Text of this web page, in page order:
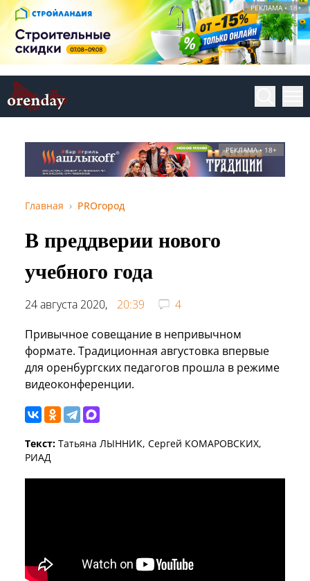
РЕКЛАМА • 18+
РЕКЛАМА • 18+
Главная PROгород
В преддверии нового
учебного года
24 августа 2020, 20:39
4
Привычное совещание в непривычном
формате. Традиционная августовка впервые
для оренбургских педагогов прошла в режиме
видеоконференции.
Текст: Татьяна ЛЫННИК, Сергей КОМАРОВСКИХ,
РИАД